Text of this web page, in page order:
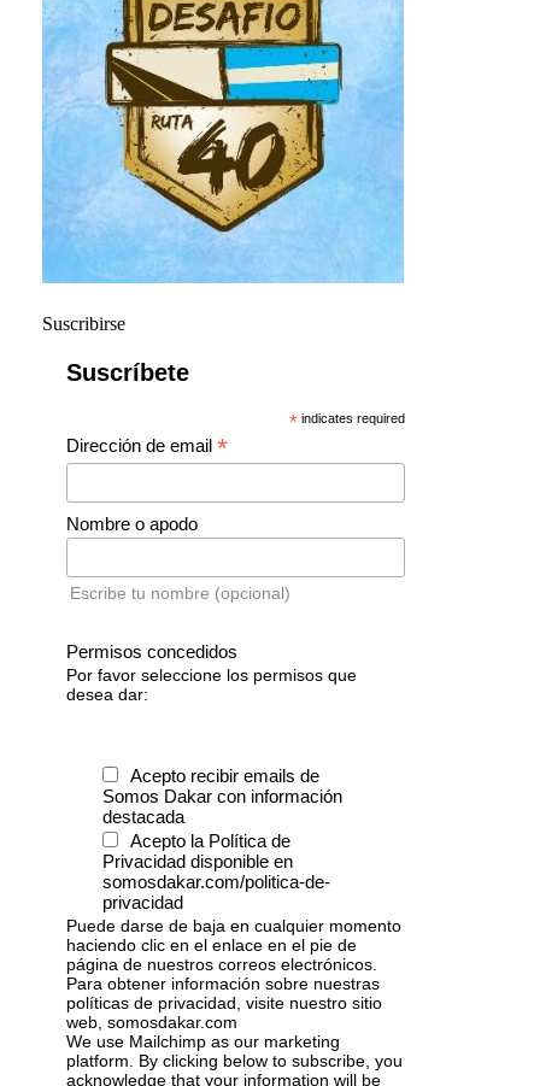
Suscribirse
Suscríbete
* indicates required
Dirección de email *
Nombre o apodo
Escribe tu nombre (opcional)
Permisos concedidos
Por favor seleccione los permisos que
desea dar:
Acepto recibir emails de
Somos Dakar con información
destacada
Acepto la Política de
Privacidad disponible en
somosdakar.com/politica-de-
privacidad
Puede darse de baja en cualquier momento
haciendo clic en el enlace en el pie de
página de nuestros correos electrónicos.
Para obtener información sobre nuestras
políticas de privacidad, visite nuestro sitio
web, somosdakar.com
We use Mailchimp as our marketing
platform. By clicking below to subscribe, you
acknowledge that your information will be